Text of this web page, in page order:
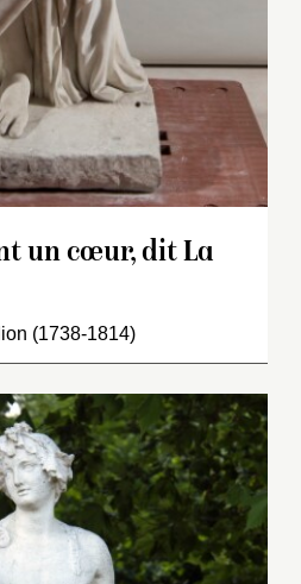
un cœur, dit La
(1738-1814)